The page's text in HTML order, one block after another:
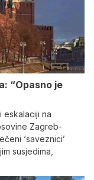
“Opasno je
eskalaciji na
Zagreb-
‘saveznici’
susjedima,